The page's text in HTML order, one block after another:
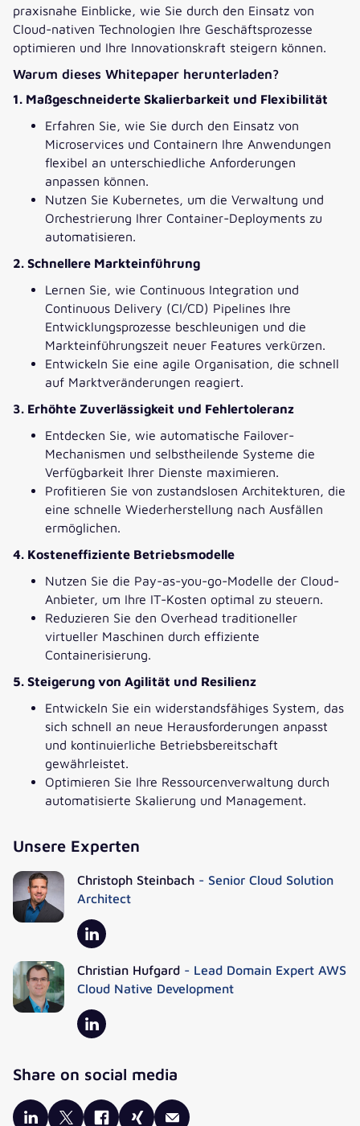
praxisnahe Einblicke, wie Sie durch den Einsatz von
Cloud-nativen Technologien Ihre Geschäftsprozesse
optimieren und Ihre Innovationskraft steigern können.
Warum dieses Whitepaper herunterladen?
1. Maßgeschneiderte Skalierbarkeit und Flexibilität
Erfahren Sie, wie Sie durch den Einsatz von
Microservices und Containern Ihre Anwendungen
flexibel an unterschiedliche Anforderungen
anpassen können.
Nutzen Sie Kubernetes, um die Verwaltung und
Orchestrierung Ihrer Container-Deployments zu
automatisieren.
2. Schnellere Markteinführung
Lernen Sie, wie Continuous Integration und
Continuous Delivery (CI/CD) Pipelines Ihre
Entwicklungsprozesse beschleunigen und die
Markteinführungszeit neuer Features verkürzen.
Entwickeln Sie eine agile Organisation, die schnell
auf Marktveränderungen reagiert.
3. Erhöhte Zuverlässigkeit und Fehlertoleranz
Entdecken Sie, wie automatische Failover-
Mechanismen und selbstheilende Systeme die
Verfügbarkeit Ihrer Dienste maximieren.
Profitieren Sie von zustandslosen Architekturen, die
eine schnelle Wiederherstellung nach Ausfällen
ermöglichen.
4. Kosteneffiziente Betriebsmodelle
Nutzen Sie die Pay-as-you-go-Modelle der Cloud-
Anbieter, um Ihre IT-Kosten optimal zu steuern.
Reduzieren Sie den Overhead traditioneller
virtueller Maschinen durch effiziente
Containerisierung.
5. Steigerung von Agilität und Resilienz
Entwickeln Sie ein widerstandsfähiges System, das
sich schnell an neue Herausforderungen anpasst
und kontinuierliche Betriebsbereitschaft
gewährleistet.
Optimieren Sie Ihre Ressourcenverwaltung durch
automatisierte Skalierung und Management.
Unsere Experten
Christoph Steinbach - Senior Cloud Solution
Architect
Christian Hufgard - Lead Domain Expert AWS
Cloud Native Development
Share on social media
Jetzt Ihr kostenloses Whitepaper
herunterladen!
Laden Sie jetzt Ihr Exemplar herunter.
ANREDE*
TITEL
VORNAME*
NACHNAME*
TELEFONNUMMER
UNTERNEHMEN
JOBBEZEICHNUNG
Die Verarbeitung Ihrer Daten erfolgt entsprechend
unsererDatenschutzerklärung
verbundenen Gesellschaften
Auf diesen Premium-Inhalt können Sie zugreifen, wenn Sie im
erhalten. Setzen Sie bitte dazu das untenstehende Häkchen.
Ich möchte Informationen zu Themen, Produkten und Events